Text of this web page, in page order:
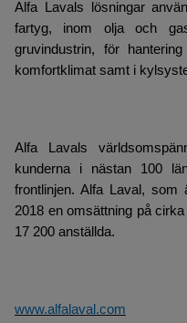
Alfa Lavals lösningar
fartyg, inom olja och
gruvindustrin, för
komfortklimat samt i
Alfa Lavals
kunderna i nästan 100
frontlinjen. Alfa Laval,
2018 en omsättning på
17 200 anställda.
www.alfalaval.com